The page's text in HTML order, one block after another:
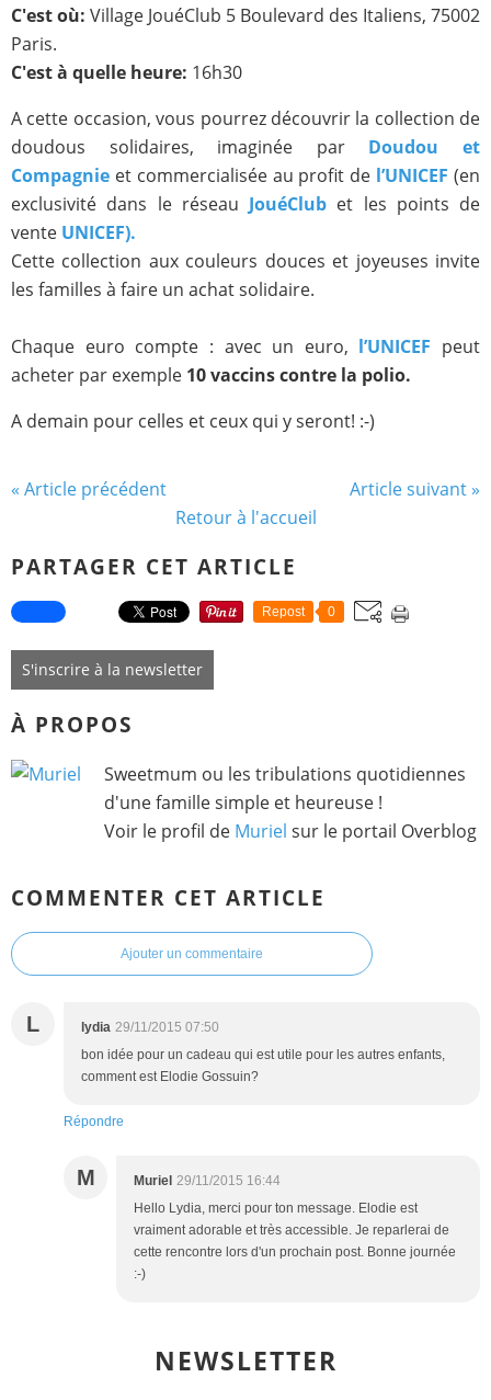
C'est où: Village JouéClub 5 Boulevard des Italiens, 75002
Paris.
C'est à quelle heure: 16h30
A cette occasion, vous pourrez découvrir la collection de
doudous solidaires, imaginée parDoudou et
Compagnie et commercialisée au profit de l’UNICEF(en
exclusivité dans le réseau JouéClub et les points de
vente UNICEF).
Cette collection aux couleurs douces et joyeuses invite
les familles à faire un achat solidaire.
Chaque euro compte : avec un euro, l’UNICEF peut
acheter par exemple 10 vaccins contre la polio.
A demain pour celles et ceux qui y seront! :-)
« Article précédent
Article suivant »
Retour à l'accueil
PARTAGER CET ARTICLE
Repost 0
S'inscrire à la newsletter
À PROPOS
Sweetmum ou les tribulations quotidiennes
d'une famille simple et heureuse !
Voir le profil de Muriel sur le portail Overblog
COMMENTER CET ARTICLE
Ajouter un commentaire
L lydia 29/11/2015 07:50
bon idée pour un cadeau qui est utile pour les autres enfants,
comment est Elodie Gossuin?
Répondre
M Muriel 29/11/2015 16:44
Hello Lydia, merci pour ton message. Elodie est
vraiment adorable et très accessible. Je reparlerai de
cette rencontre lors d'un prochain post. Bonne journée
:-)
NEWSLETTER